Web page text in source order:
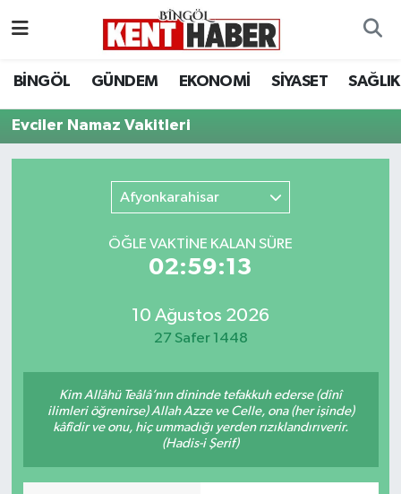
BİNGÖL GÜNDEM EKONOMİ SİYASET SAĞLIK
Evciler Namaz Vakitleri
Afyonkarahisar
ÖĞLE VAKTİNE KALAN SÜRE
02:59:13
10 Ağustos 2026
27 Safer 1448
Kim Allâhü Teâlâ’nın dininde tefakkuh ederse (dînî
ilimleri öğrenirse) Allah Azze ve Celle, ona (her işinde)
kâfîdir ve onu, hiç ummadığı yerden rızıklandırıverir.
(Hadis-i Şerif)
BİLİM-TEKNOLOJİ
DÜNYA
EKONOMİ
KARLIOVA
KİĞI
MERKEZ
Bingöl Hava Durumu
Bingöl Namaz Vakitleri
Bingöl Trafik Yoğunluk Haritası
Süper Lig Puan Durumu ve Fikstür
Son Dakika Haberleri
Haber Arşivi